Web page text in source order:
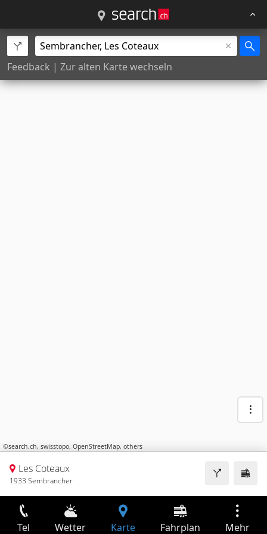
Feedback | Zur alten Karte wechseln
©search.ch, swisstopo, OpenStreetMap, others
Les Coteaux
1933 Sembrancher
Tel Wetter Karte Fahrplan Mehr